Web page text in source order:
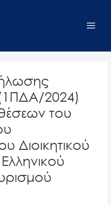
2024)
του
Διοικητικού